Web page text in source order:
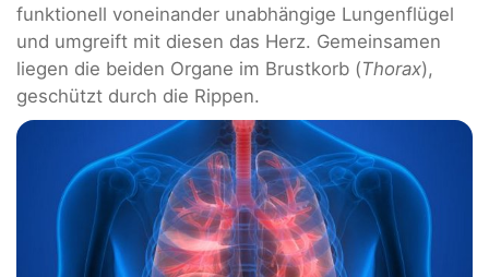
funktionell voneinander unabhängige Lungenflügel
und umgreift mit diesen das Herz. Gemeinsamen
liegen die beiden Organe im Brustkorb (Thorax),
geschützt durch die Rippen.